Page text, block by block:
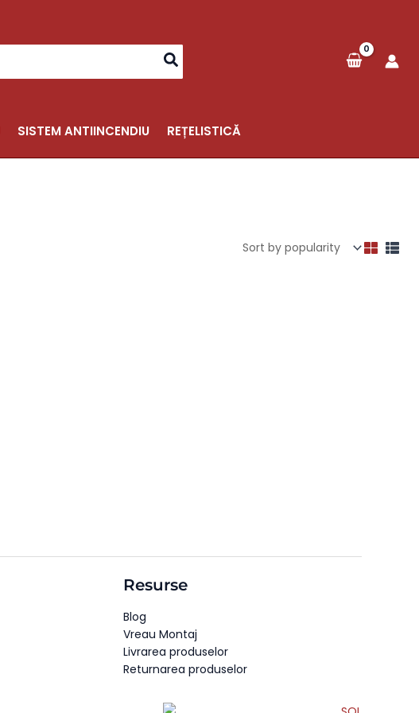
SISTEM ANTIINCENDIU
REȚELISTICĂ
Resurse
Blog
Vreau Montaj
Livrarea produselor
Returnarea produselor